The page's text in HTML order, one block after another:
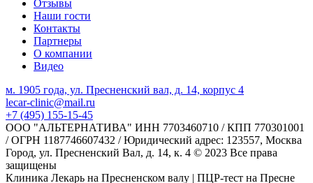
Отзывы
Наши гости
Контакты
Партнеры
О компании
Видео
м. 1905 года, ул. Пресненский вал, д. 14, корпус 4
lecar-clinic@mail.ru
+7 (495) 155-15-45
ООО "АЛЬТЕРНАТИВА" ИНН 7703460710 / КПП 770301001
/ ОГРН 1187746607432 / Юридический адрес: 123557, Москва
Город, ул. Пресненский Вал, д. 14, к. 4 © 2023 Все права
защищены
Клиника Лекарь на Пресненском валу | ПЦР-тест на Пресне